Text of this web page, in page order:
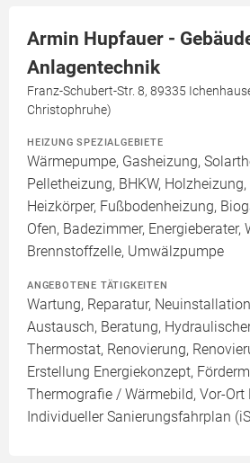
Armin Hupfauer -
Anlagentechnik
Franz-Schubert-Str. 8, 89335
Christophruhe)
HEIZUNG SPEZIALGEBIETE
Wärmepumpe, Gasheizung,
Pelletheizung, BHKW,
Heizkörper, Fußbodenheizung,
Ofen, Badezimmer,
Brennstoffzelle, Umwälzpumpe
ANGEBOTENE TÄTIGKEITEN
Wartung, Reparatur,
Austausch, Beratung,
Thermostat, Renovierung,
Erstellung Energiekonzept,
Thermografie / Wärmebild, Vor-Ort
Individueller Sanierungsfahrplan